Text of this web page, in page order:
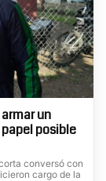
un
posible
conversó con
cargo de la